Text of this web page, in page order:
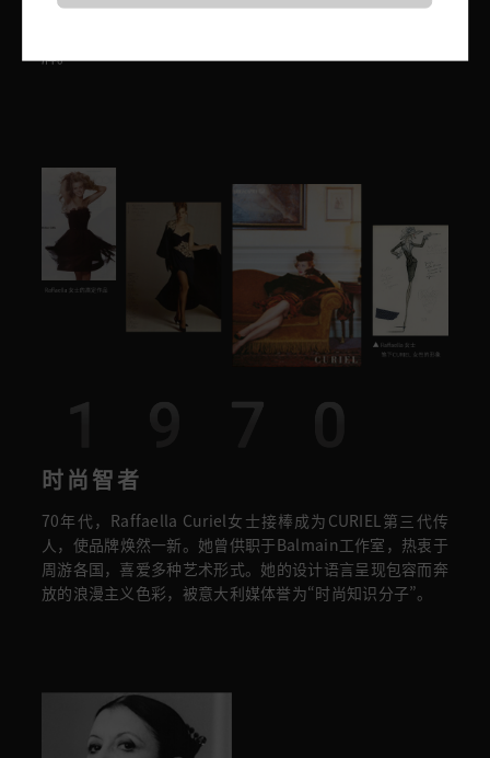
锋。1960年，CURIEL成为第一个进驻伦敦精品百货
牌。
1970
时尚智者
70年代，Raffaella Curiel女士接棒成为CURIEL第三代传
人，使品牌焕然一新。她曾供职于Balmain工作室，热衷于
周游各国，喜爱多种艺术形式。她的设计语言呈现包容而奔
放的浪漫主义色彩，被意大利媒体誉为“时尚知识分子”。